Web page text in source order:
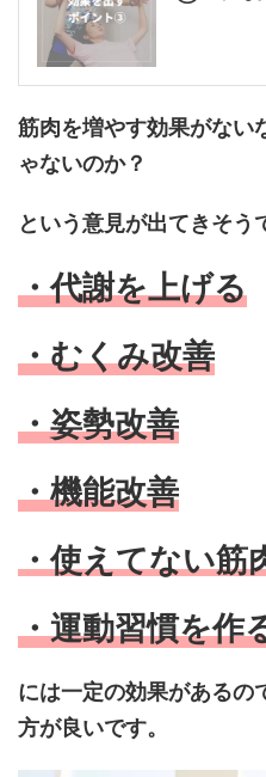
筋肉を増やす効果がない
ゃないのか？
という意見が出てきそう
・代謝を上げる
・むくみ改善
・姿勢改善
・機能改善
・使えてない筋
・運動習慣を作
には一定の効果があるの
方が良いです。